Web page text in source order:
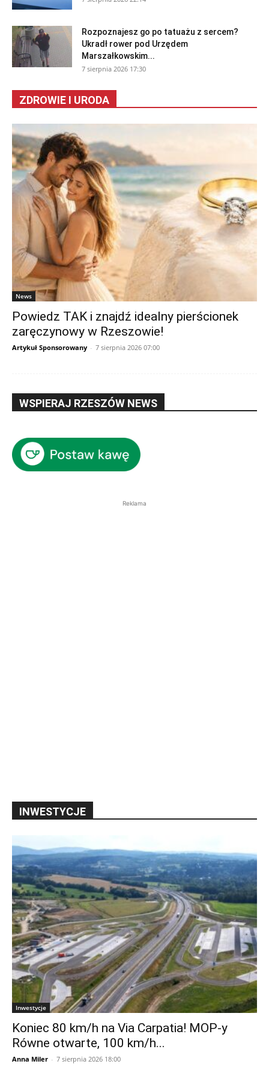
Rozpoznajesz go po tatuażu z sercem?
Ukradł rower pod Urzędem
Marszałkowskim...
7 sierpnia 2026 17:30
ZDROWIE I URODA
News
Powiedz TAK i znajdź idealny pierścionek
zaręczynowy w Rzeszowie!
Artykuł Sponsorowany - 7 sierpnia 2026 07:00
WSPIERAJ RZESZÓW NEWS
Reklama
INWESTYCJE
Inwestycje
Koniec 80 km/h na Via Carpatia! MOP-y
Równe otwarte, 100 km/h...
Anna Miler - 7 sierpnia 2026 18:00